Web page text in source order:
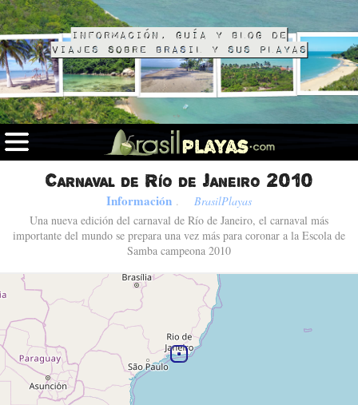
Información, guía y blog de
viajes sobre Brasil y sus playas
Carnaval de Río de Janeiro 2010
Información .
BrasilPlayas
Una nueva edición del carnaval de Río de Janeiro, el carnaval más
importante del mundo se prepara una vez más para coronar a la Escola de
Samba campeona 2010
Fotos de Río de Janeiro